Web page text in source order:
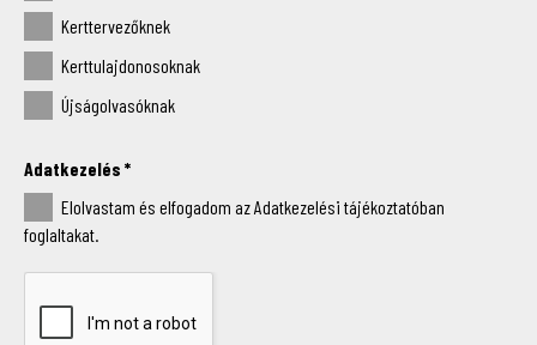
Kerttervezőknek
Kerttulajdonosoknak
Újságolvasóknak
Adatkezelés *
Elolvastam és elfogadom az Adatkezelési tájékoztatóban
foglaltakat.